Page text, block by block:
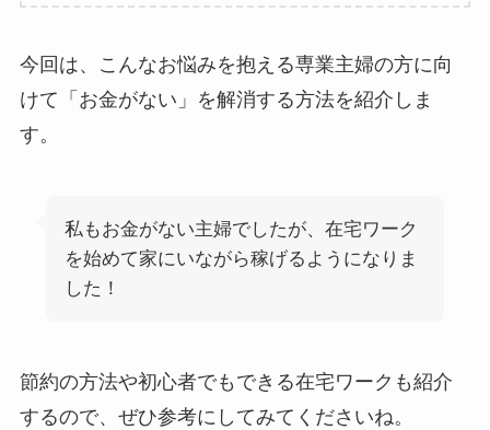
今回は、こんなお悩みを抱える専業主婦の方に向
けて「お金がない」を解消する方法を紹介しま
す。
私もお金がない主婦でしたが、在宅ワーク
を始めて家にいながら稼げるようになりま
した！
節約の方法や初心者でもできる在宅ワークも紹介
するので、ぜひ参考にしてみてくださいね。